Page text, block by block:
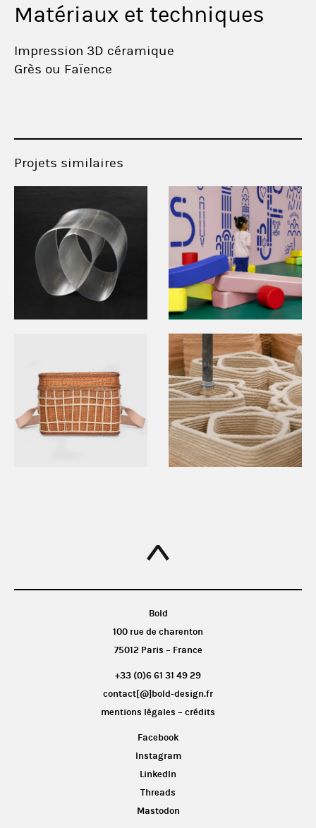
Matériaux et techniques
Impression 3D céramique
Grès ou Faïence
Projets similaires
Bold
100 rue de charenton
75012 Paris – France
+33 (0)6 61 31 49 29
contact[@]bold-design.fr
mentions légales – crédits
Facebook
Instagram
LinkedIn
Threads
Mastodon